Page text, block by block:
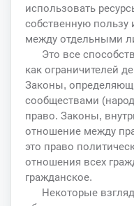
использовать
собственную пользу
между отдельными
Это все
как ограничителей
Законы,
сообществами
право. Законы,
отношение между
это право
отношения всех
гражданское.
Некоторые